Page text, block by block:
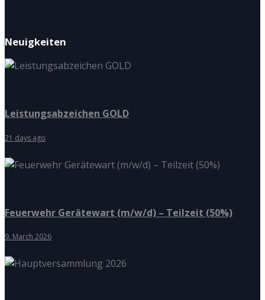
Neuigkeiten
Leistungsabzeichen GOLD
21 days ago
Feuerwehr Gerätewart (m/w/d) – Teilzeit (50%)
9. March 2026